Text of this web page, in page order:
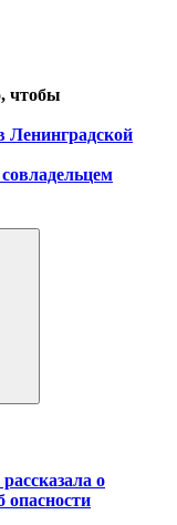
чтобы
Ленинградской
о
опасности